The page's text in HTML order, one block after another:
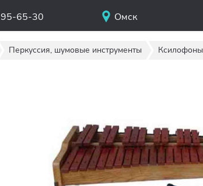
95-65-30 Омск
Перкуссия, шумовые инструменты Ксилофоны